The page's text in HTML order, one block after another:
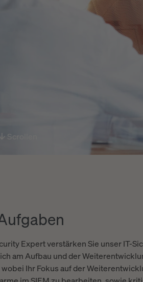
Scrollen
Expert verstärken Sie unser IT-
am Aufbau und der
Ihr Fokus auf der